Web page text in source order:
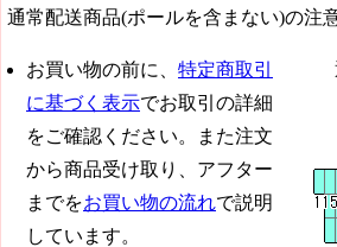
通常配送商品(ポールを含まない)の注
お買い物の前に、 特定商取引
に基づく表示でお取引の詳細
をご確認ください。また注文
から商品受け取り、アフター
までをお買い物の流れで説明
しています。